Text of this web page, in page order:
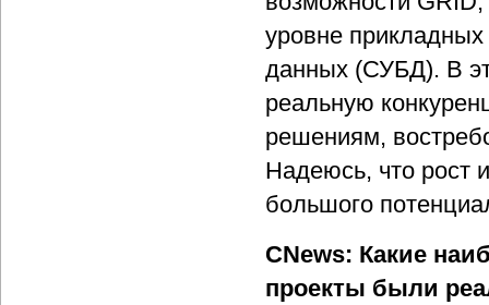
уровне
данных (СУБД). В
реальную
решениям,
Надеюсь, что рост
большого
CNews: Какие
проекты были